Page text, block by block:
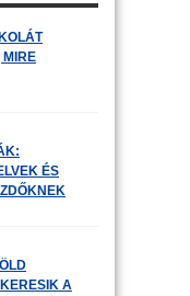
MIRE
ÉS
A